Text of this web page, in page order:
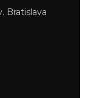
Bratislava